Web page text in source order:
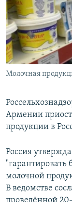
РАСПИСАНИЕ
ПОДПИШИТЕСЬ
СОЦИАЛЬНЫЕ СЕТИ
Все сайты
Молочная
Армении
продукции в
Россия
"гарантировать
молочной
В ведомстве